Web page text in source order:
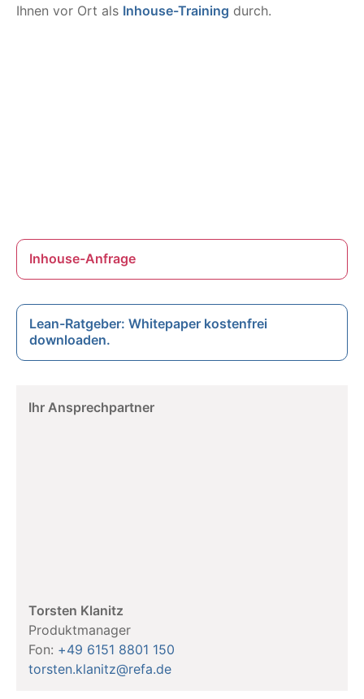
Ihnen vor Ort als Inhouse-Training durch.
Inhouse-Anfrage
Lean-Ratgeber: Whitepaper kostenfrei
downloaden.
Ihr Ansprechpartner
Torsten Klanitz
Produktmanager
Fon: +49 6151 8801 150
torsten.klanitz@refa.de